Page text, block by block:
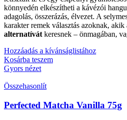
könnyedén elkészítheti a kávézói
adagolás, összerázás, élvezet. A
karakter remek választás azoknak, akik
alternatívát keresnek – önmagában,
Hozzáadás a kívánságlistához
Kosárba teszem
Gyors nézet
Összehasonlít
Perfected Matcha Vanilla 75g